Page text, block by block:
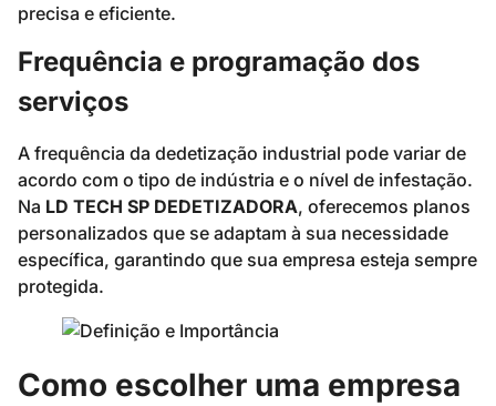
precisa e eficiente.
Frequência e programação dos
serviços
A frequência da dedetização industrial pode variar de
acordo com o tipo de indústria e o nível de infestação.
Na LD TECH SP DEDETIZADORA, oferecemos planos
personalizados que se adaptam à sua necessidade
específica, garantindo que sua empresa esteja sempre
protegida.
Como escolher uma empresa